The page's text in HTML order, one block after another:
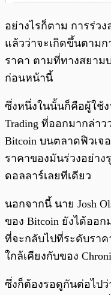
อย่างไรก็ตาม การร่ว
แล้วว่าจะเกิดขึ้นตาม
ราคา ตามที่ทางสยาม
ก่อนหน้านี้
ซึ่งหนึ่งในนั้นก็คือผู้ใช้ง
Trading ที่ออกมากล่า
Bitcoin บนตลาดฟิวเจ
ราคาของมันร่วงอย่าง
ดอลลาร์เลยทีเดียว
นอกจากนี้ นาย Josh
ของ Bitcoin ยังได้ออ
ที่จะกลับไปที่ระดับราค
ใกล้เคียงกับของ
ซึ่งก็ต้องรอดูกันต่อไป